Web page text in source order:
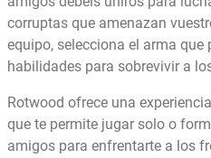
corruptas que amenazan
equipo, selecciona el arma
habilidades para sobrevivir a
Rotwood ofrece una
que te permite jugar solo o
amigos para enfrentarte a los